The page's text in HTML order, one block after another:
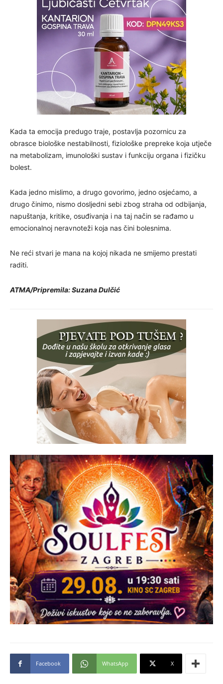
Kada ta emocija predugo traje, postavlja pozornicu za
obrasce biološke nestabilnosti, fiziološke prepreke koja utječe
na metabolizam, imunološki sustav i funkciju organa i fizičku
bolest.
Kada jedno mislimo, a drugo govorimo, jedno osjećamo, a
drugo činimo, nismo dosljedni sebi zbog straha od odbijanja,
napuštanja, kritike, osuđivanja i na taj način se rađamo u
emocionalnoj neravnoteži koja nas čini bolesnima.
Ne reći stvari je mana na kojoj nikada ne smijemo prestati
raditi.
ATMA/Pripremila: Suzana Dulčić
Facebook WhatsApp X